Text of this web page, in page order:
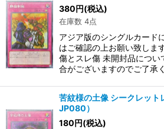
380円(税込)
在庫数 4点
アジア版のシングルカード
はご確認の上お願い致しま
傷とスレ傷 未開封品につい
合がございますのでご了承
苦紋様の土像 シークレット
JP080）
180円(税込)